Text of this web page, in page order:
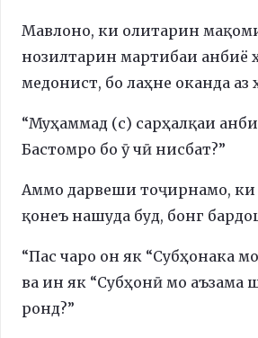
Мавлоно, ки олитарин
нозилтарин мартибаи анбиё
медонист, бо лаҳне оканда аз
“Муҳаммад (с) сарҳалқаи
Бастомро бо ӯ чӣ нисбат?”
Аммо дарвеши тоҷирнамо, ки
қонеъ нашуда буд, бонг
“Пас чаро он як “Субҳонака
ва ин як “Субҳонӣ мо аъзама
ронд?”